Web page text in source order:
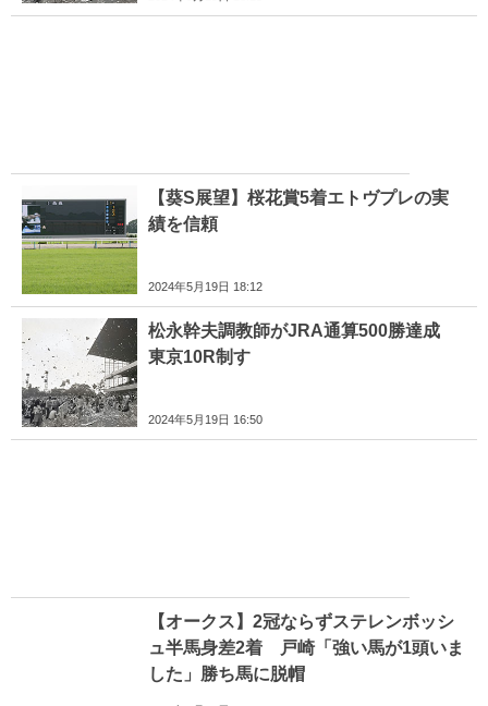
【葵S展望】桜花賞5着エトヴプレの実
績を信頼
2024年5月19日 18:12
松永幹夫調教師がJRA通算500勝達成
東京10R制す
2024年5月19日 16:50
【オークス】2冠ならずステレンボッシ
ュ半馬身差2着 戸崎「強い馬が1頭いま
した」勝ち馬に脱帽